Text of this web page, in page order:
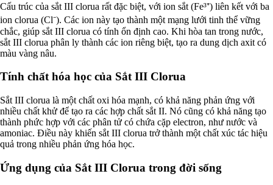
Đối tác
Quy trình sản xuất
Tin tức
VMC GROUP
Ngành Hóa Chất
Ngành Thực Phẩm
Ngành Nông Nghiệp
Ngành Thủy Sản
Ngành Môi Trường
Ngành Nhựa
Ngành Xây Dựng
Ngành Cao Su
Ngành Xi Mạ
Ngành Dệt Nhuộm
Cấu trúc của sắt III clorua rất đặc biệt, với ion sắt (Fe³⁺) liên kết với ba
ion clorua (Cl⁻). Các ion này tạo thành một mạng lưới tinh thể vững
chắc, giúp sắt III clorua có tính ổn định cao. Khi hòa tan trong nước,
sắt III clorua phân ly thành các ion riêng biệt, tạo ra dung dịch axit có
màu vàng nâu.
Tính chất hóa học của Sắt III Clorua
Sắt III clorua là một chất oxi hóa mạnh, có khả năng phản ứng với
nhiều chất khử để tạo ra các hợp chất sắt II. Nó cũng có khả năng tạo
thành phức hợp với các phân tử có chứa cặp electron, như nước và
amoniac. Điều này khiến sắt III clorua trở thành một chất xúc tác hiệu
quả trong nhiều phản ứng hóa học.
Ứng dụng của Sắt III Clorua trong đời sống